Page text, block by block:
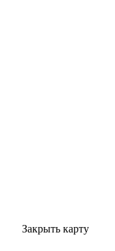
Закрыть карту